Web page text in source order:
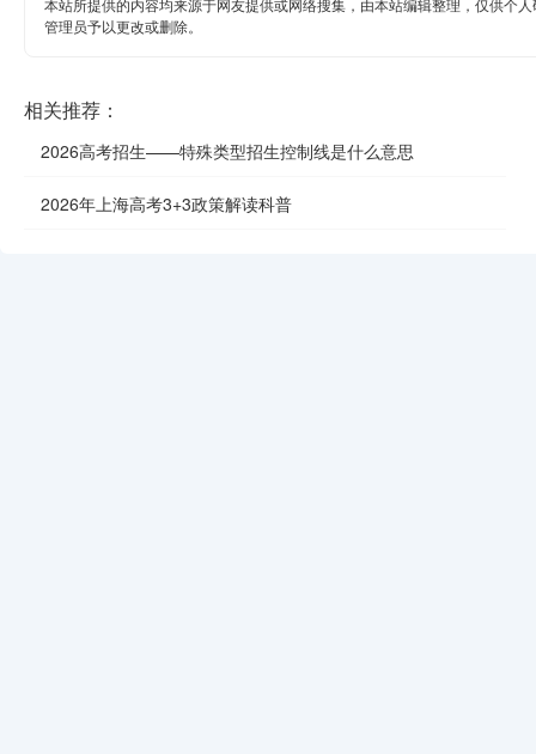
本站所提供的内容均来源于网友提供或网络搜集，由本站编辑整理，仅供个
管理员予以更改或删除。
相关推荐：
2026高考招生——特殊类型招生控制线是什么意思
2026年上海高考3+3政策解读科普